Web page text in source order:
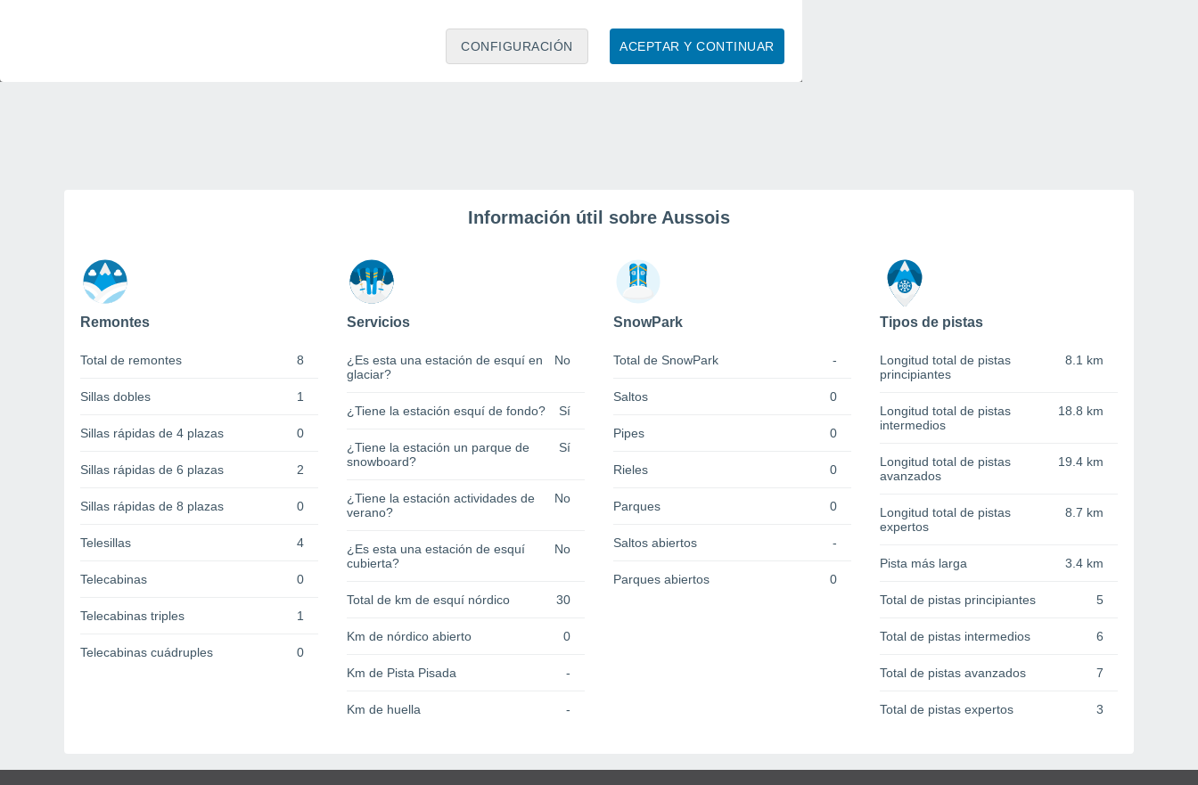
ACEPTAR Y CONTINUAR
CONFIGURACIÓN
Información útil sobre Aussois
Remontes
Total de remontes 8
Sillas dobles 1
Sillas rápidas de 4 plazas 0
Sillas rápidas de 6 plazas 2
Sillas rápidas de 8 plazas 0
Telesillas 4
Telecabinas 0
Telecabinas triples 1
Telecabinas cuádruples 0
Servicios
¿Es esta una estación de esquí en
glaciar?
No
¿Tiene la estación esquí de fondo? Sí
¿Tiene la estación un parque de
snowboard?
Sí
¿Tiene la estación actividades de
verano?
No
¿Es esta una estación de esquí
cubierta?
No
Total de km de esquí nórdico 30
Km de nórdico abierto 0
Km de Pista Pisada -
Km de huella -
SnowPark
Total de SnowPark -
Saltos 0
Pipes 0
Rieles 0
Parques 0
Saltos abiertos -
Parques abiertos 0
Tipos de pistas
Longitud total de pistas
principiantes
8.1 km
Longitud total de pistas
intermedios
18.8 km
Longitud total de pistas
avanzados
19.4 km
Longitud total de pistas
expertos
8.7 km
Pista más larga 3.4 km
Total de pistas principiantes 5
Total de pistas intermedios 6
Total de pistas avanzados 7
Total de pistas expertos 3